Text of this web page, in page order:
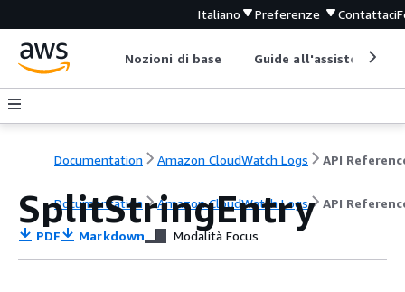
Italiano Preferenze Contattaci
Nozioni di base Guide all'assistenza
Documentation Amazon CloudWatch Logs API
Documentation Amazon CloudWatch Logs API
SplitStringEntry
PDF Markdown Modalità Focus